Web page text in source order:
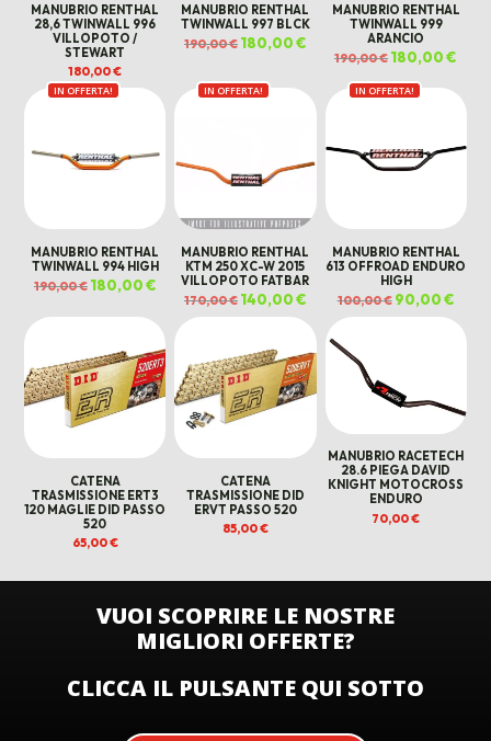
MANUBRIO RENTHAL
28,6 TWINWALL 996
VILLOPOTO /
STEWART
180,00€
MANUBRIO RENTHAL
TWINWALL 997 BLCK
190,00€ Il
prezzo
190,00 €.
180,00€Il
prezzo
attuale
180,00 €.
MANUBRIO RENTHAL
TWINWALL 999
ARANCIO
190,00€ Il
prezzo
originale
era:
190,00 €.
180,00€
IN OFFERTA!
MANUBRIO RENTHAL
TWINWALL 994 HIGH
190,00€ Il
prezzo
era:
180,00€Il
prezzo
attuale
180,00 €.
IN OFFERTA!
MANUBRIO RENTHAL
KTM 250 XC-W 2015
VILLOPOTO FATBAR
170,00€ Il
prezzo
originale
140,00€Il
prezzo
attuale
è:
140,00 €.
IN OFFERTA!
MANUBRIO RENTHAL
613 OFFROAD ENDURO
HIGH
100,00€ Il
prezzo
originale
90,00€Il
è:
CATENA
TRASMISSIONE ERT3
120 MAGLIE DID PASSO
520
65,00€
CATENA
TRASMISSIONE DID
ERVT PASSO 520
85,00€
MANUBRIO RACETECH
28.6 PIEGA DAVID
KNIGHT MOTOCROSS
ENDURO
70,00€
VUOI SCOPRIRE LE NOSTRE
MIGLIORI OFFERTE?
CLICCA IL PULSANTE QUI SOTTO